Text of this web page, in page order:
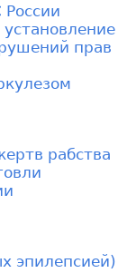
прав
рабства
эпилепсией)